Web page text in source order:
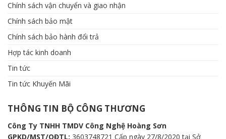
Chính sách vận chuyển và giao nhận
Chính sách bảo mật
Chính sách bảo hành đổi trả
Hợp tác kinh doanh
Tin tức
Tin tức Khuyến Mãi
THÔNG TIN BỘ CÔNG THƯƠNG
Công Ty TNHH TMDV Công Nghệ Hoàng Sơn
GPKD/MST/QĐTL: 3603748721 Cấp ngày 27/8/2020 tại Sở